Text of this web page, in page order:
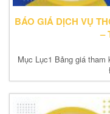
BÁO GIÁ DỊCH VỤ
–
Mục Lục1 Bảng giá